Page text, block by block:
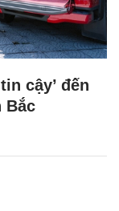
cậy’ đến
Bắc